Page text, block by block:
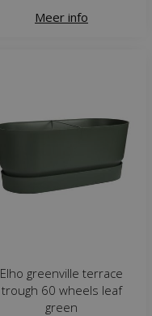
Meer info
Elho greenville terrace
trough 60 wheels leaf
green